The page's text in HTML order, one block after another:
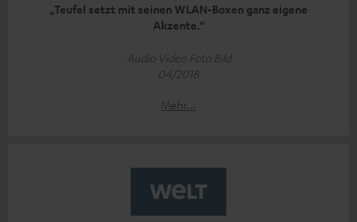
„Teufel setzt mit seinen WLAN-Boxen ganz eigene
Akzente.“
Audio Video Foto Bild
04/2018
Mehr...